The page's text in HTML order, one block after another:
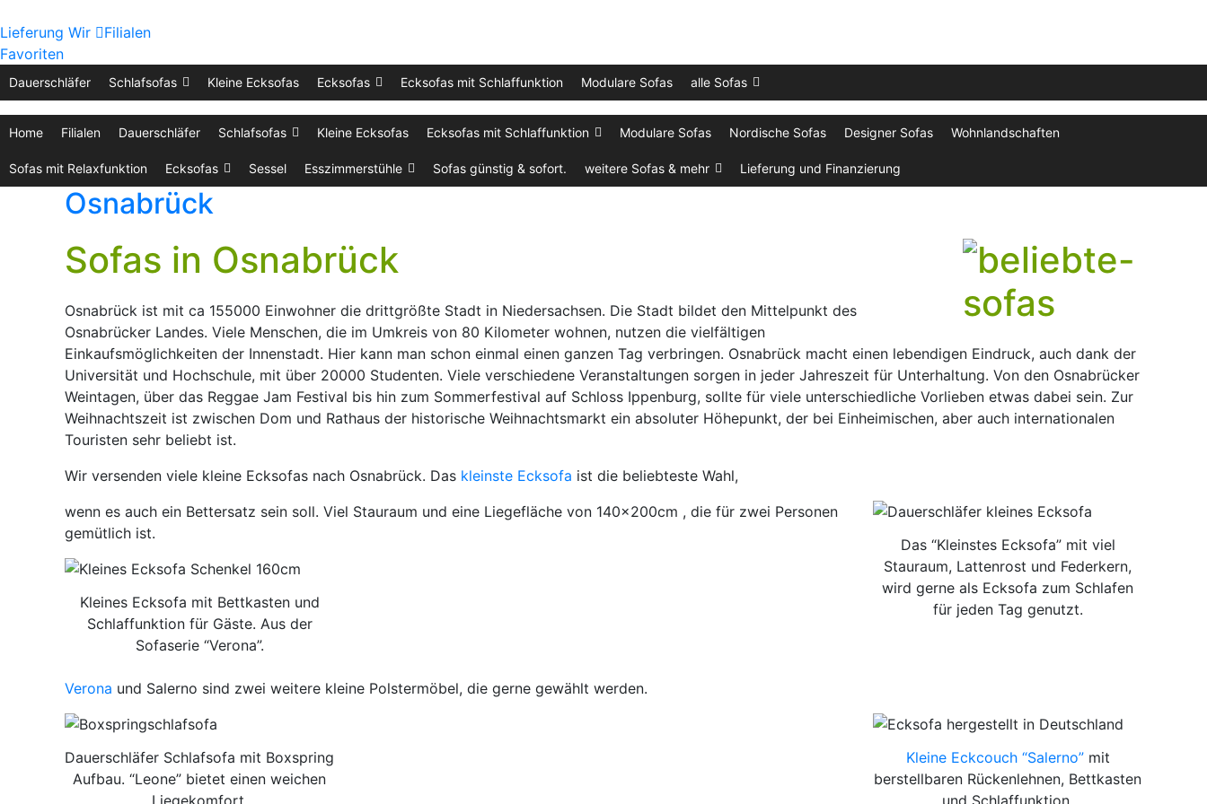
Lieferung Wir
Filialen
Favoriten
Dauerschläfer Schlafsofas Kleine Ecksofas Ecksofas Ecksofas mit Schlaffunktion Modulare Sofas alle Sofas
Home Filialen Dauerschläfer Schlafsofas Kleine Ecksofas Ecksofas mit Schlaffunktion Modulare Sofas Nordische Sofas Designer Sofas Wohnlandschaften
Sofas mit Relaxfunktion Ecksofas Sessel Esszimmerstühle Sofas günstig & sofort. weitere Sofas & mehr Lieferung und Finanzierung
Osnabrück
Sofas in Osnabrück
Osnabrück ist mit ca 155000 Einwohner die drittgrößte Stadt in Niedersachsen. Die Stadt bildet den Mittelpunkt des
Osnabrücker Landes. Viele Menschen, die im Umkreis von 80 Kilometer wohnen, nutzen die vielfältigen
Einkaufsmöglichkeiten der Innenstadt. Hier kann man schon einmal einen ganzen Tag verbringen. Osnabrück macht einen lebendigen Eindruck, auch dank der
Universität und Hochschule, mit über 20000 Studenten. Viele verschiedene Veranstaltungen sorgen in jeder Jahreszeit für Unterhaltung. Von den Osnabrücker
Weintagen, über das Reggae Jam Festival bis hin zum Sommerfestival auf Schloss Ippenburg, sollte für viele unterschiedliche Vorlieben etwas dabei sein. Zur
Weihnachtszeit ist zwischen Dom und Rathaus der historische Weihnachtsmarkt ein absoluter Höhepunkt, der bei Einheimischen, aber auch internationalen
Touristen sehr beliebt ist.
Wir versenden viele kleine Ecksofas nach Osnabrück. Das kleinste Ecksofa ist die beliebteste Wahl,
Das “Kleinstes Ecksofa” mit viel
Stauraum, Lattenrost und Federkern,
wird gerne als Ecksofa zum Schlafen
für jeden Tag genutzt.
wenn es auch ein Bettersatz sein soll. Viel Stauraum und eine Liegefläche von 140x200cm , die für zwei Personen
gemütlich ist.
Kleines Ecksofa mit Bettkasten und
Schlaffunktion für Gäste. Aus der
Sofaserie “Verona”.
Verona und Salerno sind zwei weitere kleine Polstermöbel, die gerne gewählt werden.
Kleine Eckcouch “Salerno” mit
berstellbaren Rückenlehnen, Bettkasten
und Schlaffunktion.
Dauerschläfer Schlafsofa mit Boxspring
Aufbau. “Leone” bietet einen weichen
Liegekomfort.